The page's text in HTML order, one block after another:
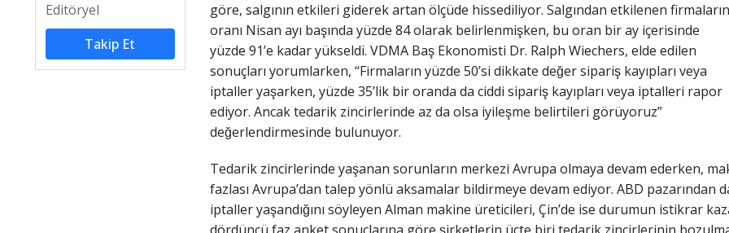
Editöryel
Takip Et
göre, salgının etkileri giderek artan ölçüde hissediliyor. Salgından etkilenen firmaların
oranı Nisan ayı başında yüzde 84 olarak belirlenmişken, bu oran bir ay içerisinde
yüzde 91’e kadar yükseldi. VDMA Baş Ekonomisti Dr. Ralph Wiechers, elde edilen
sonuçları yorumlarken, “Firmaların yüzde 50’si dikkate değer sipariş kayıpları veya
iptaller yaşarken, yüzde 35’lik bir oranda da ciddi sipariş kayıpları veya iptalleri rapor
ediyor. Ancak tedarik zincirlerinde az da olsa iyileşme belirtileri görüyoruz”
değerlendirmesinde bulunuyor.
Tedarik zincirlerinde yaşanan sorunların merkezi Avrupa olmaya devam ederken,
fazlası Avrupa’dan talep yönlü aksamalar bildirmeye devam ediyor. ABD pazarından
iptaller yaşandığını söyleyen Alman makine üreticileri, Çin’de ise durumun istikrar
dördüncü faz anket sonuçlarına göre şirketlerin üçte biri tedarik zincirlerinin